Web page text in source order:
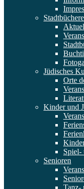
Jüdisches
Orte
Kinder und
Spiel-
Senioren
Tanz-